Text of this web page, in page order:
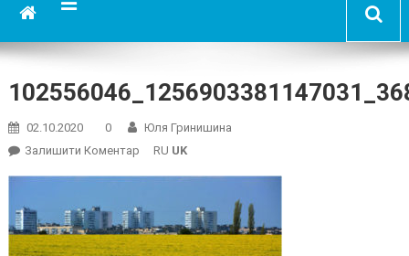
02.10.2020 0
Юля Гринишина
Залишити КоментарOn RU UK